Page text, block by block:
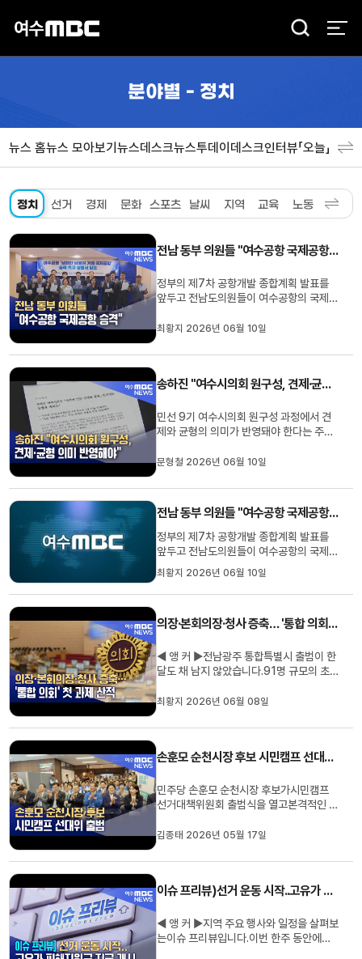
검
분야별 - 정치
뉴스 홈뉴스 모아보기뉴스데스크뉴스투데이데스크인터뷰「오늘」 분야
정치 선거 경제 문화 스포츠 날씨 지역 교육 노동 환경
전남 동부 의원들 "여수공항 국제공항 승격"
정부의 제7차 공항개발 종합계획 발표를
앞두고 전남도의원들이 여수공항의 국제공
남 동부권 의원들은오늘(10) 성명서를 발
남해안 관광 수요를 두고도 여전히 국내선
인프라 개선과 국제공항 승...
최황지 2026년 06월 10일
송하진 "여수시의회 원구성, 견제·균형 의미 반영해야"
민선 9기 여수시의회 원구성 과정에서 견
제와 균형의 의미가 반영돼야 한다는 주장
한 송하진 여수시의원은 오늘(10) 보도자
에 다수 의석을 부여했지만, 동시에 조국혁
신당과 무소속 후보도 의회에 진출시켰다
며이는 상호 견제와 균형, 협치를...
문형철 2026년 06월 10일
전남 동부 의원들 "여수공항 국제공항 승격"
정부의 제7차 공항개발 종합계획 발표를
앞두고 전남도의원들이 여수공항의 국제공
항 승격을 촉구했습니다. 강문성 의원 등 전
남 동부권 의원들은오늘(10) 성명서를 발
표하고"여수공항은 여수·광양 산업벨트와
기능에 머물러 있다"며 국제선 취항을 위한
최황지 2026년 06월 10일
의장·본회의장·청사 증축… '통합 의회' 첫 과제 산적
◀ 앵 커 ▶전남광주 통합특별시 출범이 한
달도 채 남지 않았습니다.91명 규모의 초
선출부터 본회의장 위치, 동부청사 증축까
기자가 취재했습니다.◀ 리포트 ▶7월 1일
통합시의회.전남 63명, 광주 ...
최황지 2026년 06월 08일
손훈모 순천시장 후보 시민캠프 선대위 출범
민주당 손훈모 순천시장 후보가시민캠프
선거대책위원회 출범식을 열고본격적인 선
원이 참석한 가운데열린 오늘 선대위 출범
순천시장과 서동욱 전 전남도의회 의장 등
승리를 다짐했습니다.손후보...
김종태 2026년 05월 17일
이슈 프리뷰)선거 운동 시작..고유가 피해지원금 지급 개시
◀ 앵 커 ▶지역 주요 행사와 일정을 살펴보
는이슈 프리뷰입니다.이번 한주 동안에는